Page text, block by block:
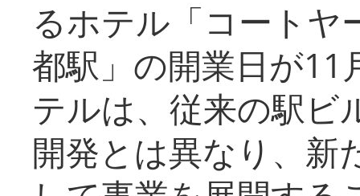
るホテル「コートヤ
都駅」の開業日が11
テルは、従来の駅ビ
開発とは異なり、新